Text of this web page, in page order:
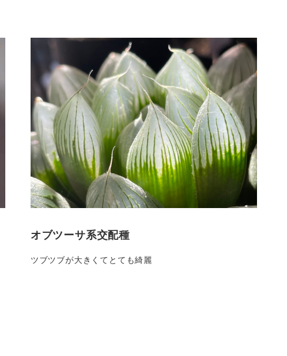
オブツーサ系交配種
ツブツブが大きくてとても綺麗